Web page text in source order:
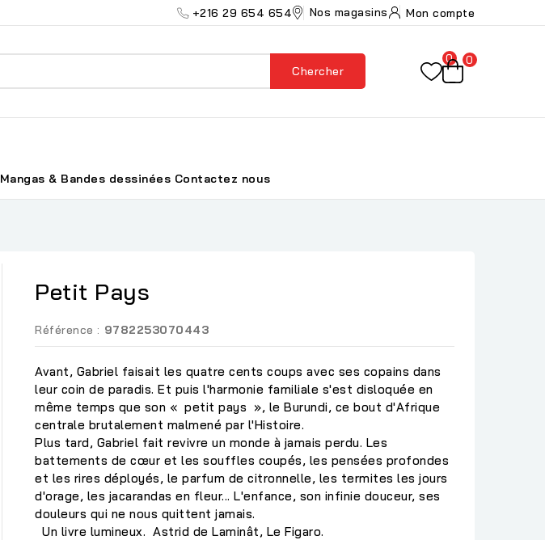
+216 29 654 654 Nos magasins Mon compte
Chercher
0 0
Mangas & Bandes dessinées Contactez nous
Petit Pays
Référence : 9782253070443
Avant, Gabriel faisait les quatre cents coups avec ses copains dans
leur coin de paradis. Et puis l'harmonie familiale s'est disloquée en
même temps que son « petit pays », le Burundi, ce bout d'Afrique
centrale brutalement malmené par l'Histoire.
Plus tard, Gabriel fait revivre un monde à jamais perdu. Les
battements de cœur et les souffles coupés, les pensées profondes
et les rires déployés, le parfum de citronnelle, les termites les jours
d'orage, les jacarandas en fleur... L'enfance, son infinie douceur, ses
douleurs qui ne nous quittent jamais.
Un livre lumineux. Astrid de Laminât, Le Figaro.